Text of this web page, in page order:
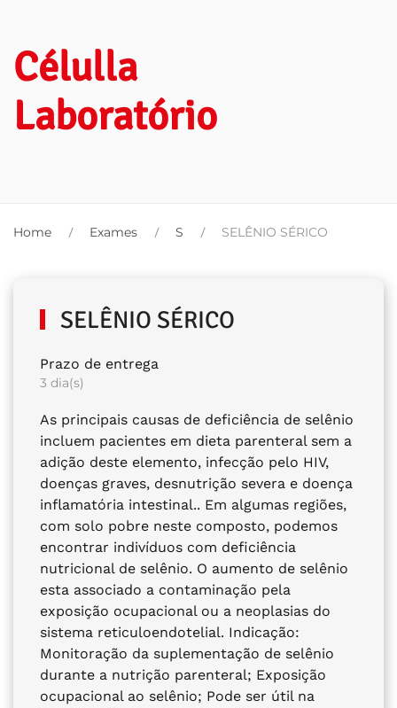
Célulla
Laboratório
Home Exames S SELÊNIO SÉRICO
SELÊNIO SÉRICO
Prazo de entrega
3 dia(s)
As principais causas de deficiência de selênio
incluem pacientes em dieta parenteral sem a
adição deste elemento, infecção pelo HIV,
doenças graves, desnutrição severa e doença
inflamatória intestinal.. Em algumas regiões,
com solo pobre neste composto, podemos
encontrar indivíduos com deficiência
nutricional de selênio. O aumento de selênio
esta associado a contaminação pela
exposição ocupacional ou a neoplasias do
sistema reticuloendotelial. Indicação:
Monitoração da suplementação de selênio
durante a nutrição parenteral; Exposição
ocupacional ao selênio; Pode ser útil na